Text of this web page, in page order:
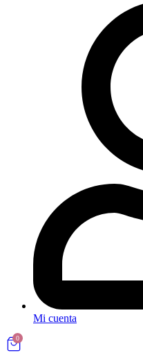
Mi cuenta
0